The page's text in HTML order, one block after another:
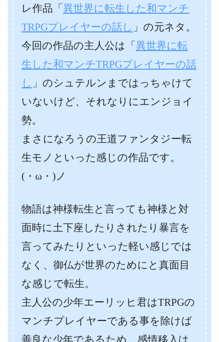
レ作品「 異世界に転生した和マンチ
TRPGプレイヤーの話し 」の元ネタ。
今回の作品の主人公は「 異世界に転
生した和マンチTRPGプレイヤーの話
し 」のシュテルンまではっちゃけて
いないけど、それなりにエンジョイ
勢。
まさになろうの王道ファンタジー転
生モノといった感じの作品です。
(・ω・)ノ
物語は神様転生と言っても神様と対
面時に土下座したりされたり暴言を
言ってみたりといった軽い感じでは
なく、御仏が世界のためにと真面目
な感じで転生。
主人公の少年エーリッヒ君はTRPGの
マンチプレイヤーである事を除けば
善良な少年であるため、感情移入は